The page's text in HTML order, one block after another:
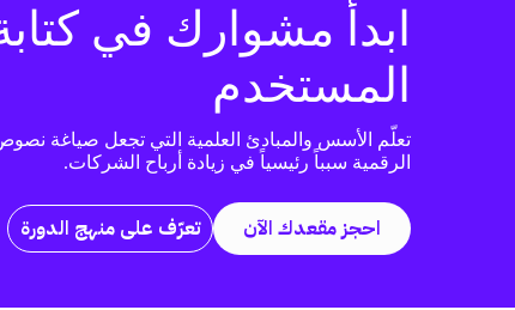
ابدأ مشوارك في
المستخدم
تعلّم الأسس والمبادئ العلمية التي تجعل صياغة
الرقمية سبباً رئيسياً في زيادة أرباح الشركات.
احجز مقعدك الآن تعرّف على منهج الدورة